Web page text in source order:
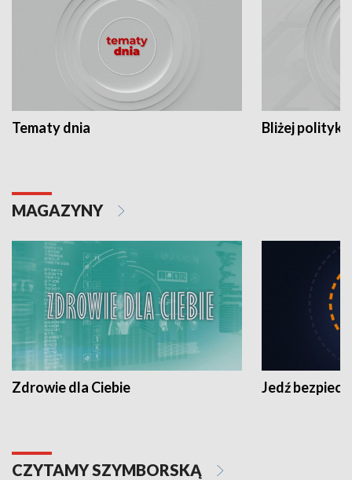
Tematy dnia Bliżej polityki
MAGAZYNY
Zdrowie dla Ciebie Jedź
CZYTAMY SZYMBORSKĄ